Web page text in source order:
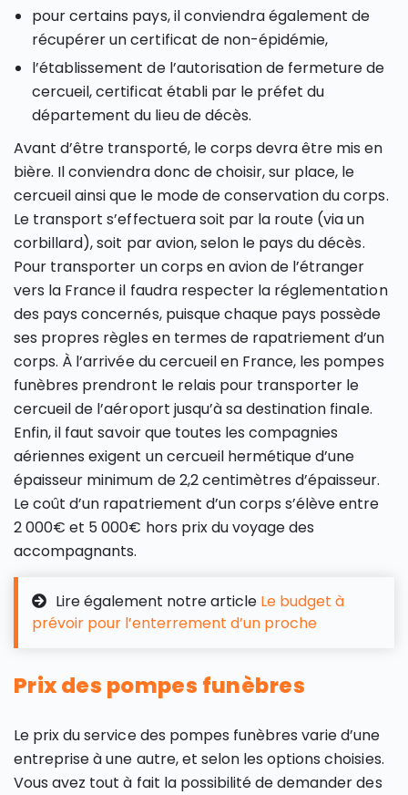
pour certains pays, il conviendra également de
récupérer un certificat de non-épidémie,
l’établissement de l’autorisation de fermeture de
cercueil, certificat établi par le préfet du
département du lieu de décès.
Avant d’être transporté, le corps devra être mis en
bière. Il conviendra donc de choisir, sur place, le
cercueil ainsi que le mode de conservation du corps.
Le transport s’effectuera soit par la route (via un
corbillard), soit par avion, selon le pays du décès.
Pour transporter un corps en avion de l’étranger
vers la France il faudra respecter la réglementation
des pays concernés, puisque chaque pays possède
ses propres règles en termes de rapatriement d’un
corps. À l’arrivée du cercueil en France, les pompes
funèbres prendront le relais pour transporter le
cercueil de l’aéroport jusqu’à sa destination finale.
Enfin, il faut savoir que toutes les compagnies
aériennes exigent un cercueil hermétique d’une
épaisseur minimum de 2,2 centimètres d’épaisseur.
Le coût d’un rapatriement d’un corps s’élève entre
2 000€ et 5 000€ hors prix du voyage des
accompagnants.
Lire également notre article Le budget à
prévoir pour l’enterrement d’un proche
Prix des pompes funèbres
Le prix du service des pompes funèbres varie d’une
entreprise à une autre, et selon les options choisies.
Vous avez tout à fait la possibilité de demander des